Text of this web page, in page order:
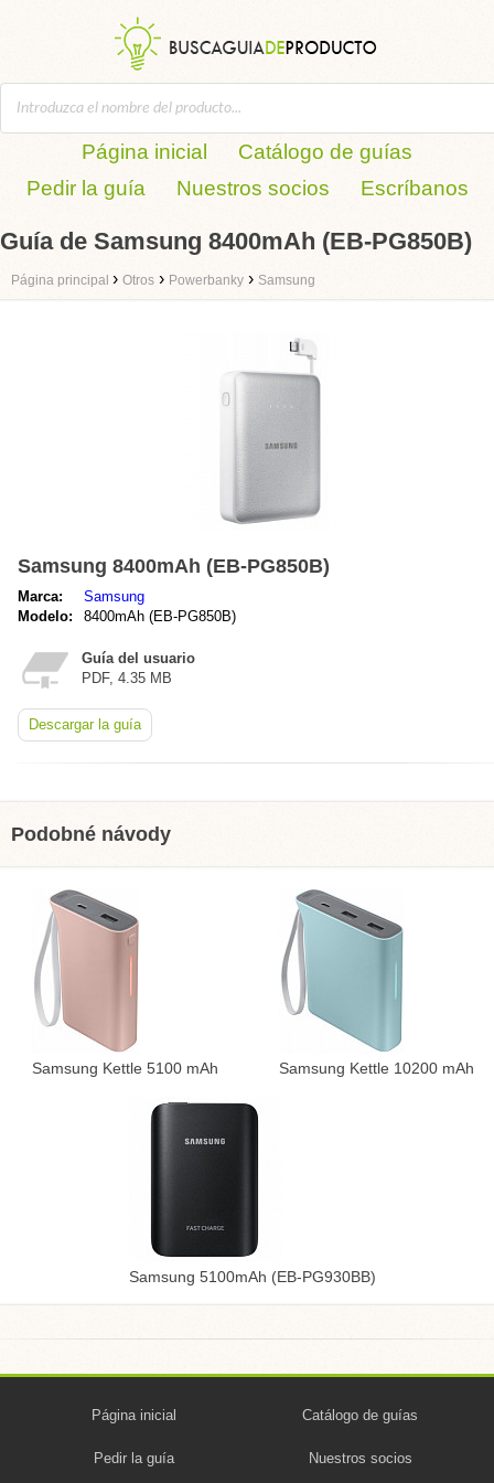
Página inicial
Catálogo de guías
Pedir la guía
Nuestros socios Escríbanos
Guía de Samsung 8400mAh (EB-PG850B)
Página principal › Otros › Powerbanky › Samsung
Samsung 8400mAh (EB-PG850B)
Marca:
Samsung
Modelo:
8400mAh (EB-PG850B)
Guía del usuario
PDF, 4.35 MB
Descargar la guía
Podobné návody
Samsung Kettle 5100 mAh Samsung Kettle 10200 mAh
Samsung 5100mAh (EB-PG930BB)
Página inicial Catálogo de guías
Pedir la guía Nuestros socios